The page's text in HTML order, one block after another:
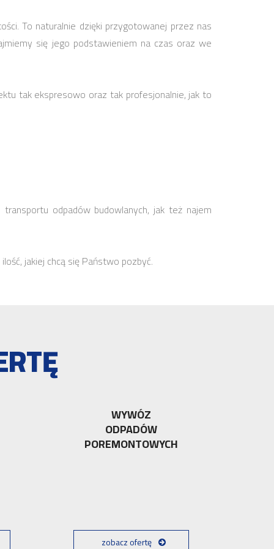
To naturalnie dzięki przygotowanej przez nas
się jego podstawieniem na czas oraz we
tak ekspresowo oraz tak profesjonalnie, jak to
odpadów budowlanych, jak też najem
jakiej chcą się Państwo pozbyć.
WYWÓZ
ODPADÓW
POREMONTOWYCH
zobacz ofertę